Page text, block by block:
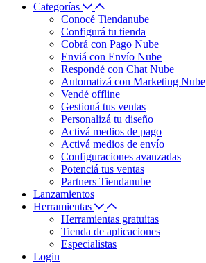
Categorías
Conocé Tiendanube
Configurá tu tienda
Cobrá con Pago Nube
Enviá con Envío Nube
Respondé con Chat Nube
Automatizá con Marketing Nube
Vendé offline
Gestioná tus ventas
Personalizá tu diseño
Activá medios de pago
Activá medios de envío
Configuraciones avanzadas
Potenciá tus ventas
Partners Tiendanube
Lanzamientos
Herramientas
Herramientas gratuitas
Tienda de aplicaciones
Especialistas
Login